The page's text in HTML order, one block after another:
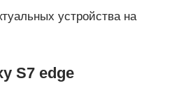
устройства на
S7 edge